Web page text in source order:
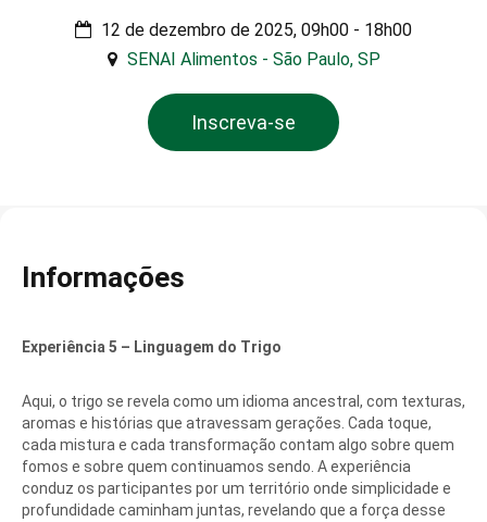
12 de dezembro de 2025, 09h00 - 18h00
SENAI Alimentos - São Paulo, SP
Inscreva-se
Informações
Experiência 5 – Linguagem do Trigo
Aqui, o trigo se revela como um idioma ancestral, com texturas,
aromas e histórias que atravessam gerações. Cada toque,
cada mistura e cada transformação contam algo sobre quem
fomos e sobre quem continuamos sendo. A experiência
conduz os participantes por um território onde simplicidade e
profundidade caminham juntas, revelando que a força desse